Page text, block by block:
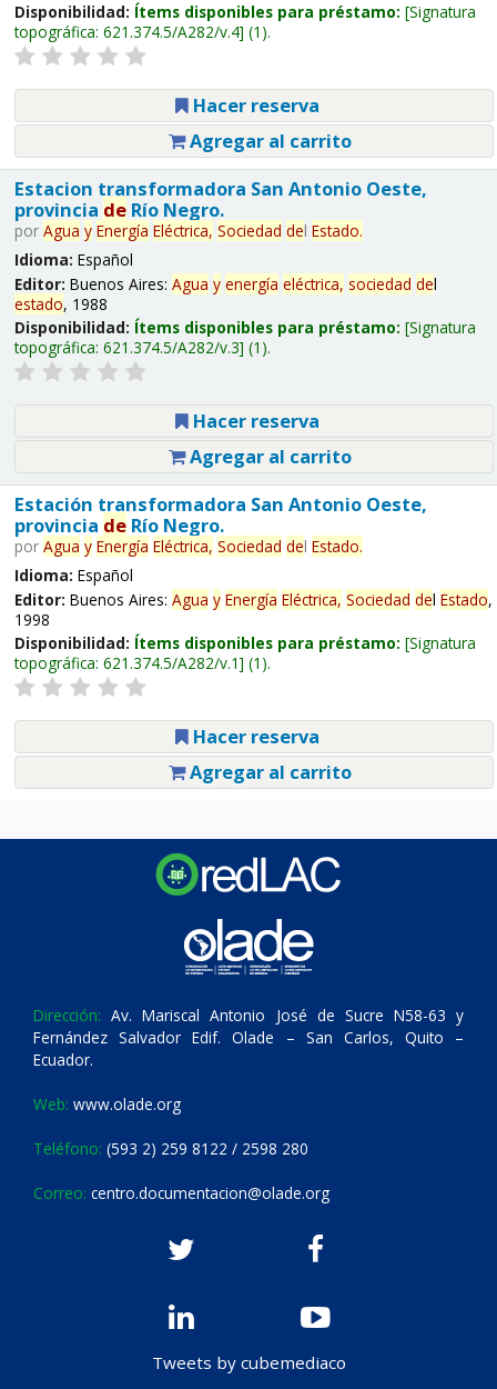
Disponibilidad: Ítems disponibles para préstamo: Signatura
topográfica: 621.374.5/A282/v.4 (1).
Hacer reserva
Agregar al carrito
Estacion transformadora San Antonio Oeste,
provincia deRío Negro.
por Agua y Energía Eléctrica, Sociedad del Estado.
Idioma: Español
Editor: Buenos Aires: Agua y energía eléctrica, sociedad del
estado, 1988
Disponibilidad: Ítems disponibles para préstamo: Signatura
topográfica: 621.374.5/A282/v.3 (1).
Hacer reserva
Agregar al carrito
Estación transformadora San Antonio Oeste,
provincia deRío Negro.
por Agua y Energía Eléctrica, Sociedad del Estado.
Idioma: Español
Editor: Buenos Aires: Agua y Energía Eléctrica, Sociedad del Estado,
1998
Disponibilidad: Ítems disponibles para préstamo: Signatura
topográfica: 621.374.5/A282/v.1 (1).
Hacer reserva
Agregar al carrito
Dirección: Av. Mariscal Antonio José de Sucre N58-63 y
Fernández Salvador Edif. Olade – San Carlos, Quito –
Ecuador.
Web: www.olade.org
Teléfono: (593 2) 259 8122 / 2598 280
Correo: centro.documentacion@olade.org
Tweets by cubemediaco